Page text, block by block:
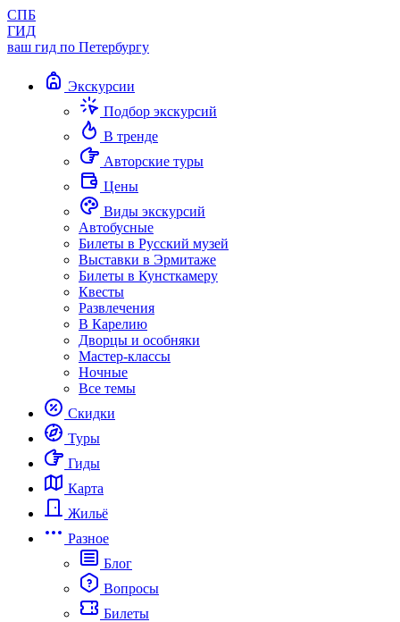
СПБ
ГИД
ваш гид по Петербургу
Экскурсии
Подбор экскурсий
В тренде
Авторские туры
Цены
Виды экскурсий
Автобусные
Билеты в Русский музей
Выставки в Эрмитаже
Билеты в Кунсткамеру
Квесты
Развлечения
В Карелию
Дворцы и особняки
Мастер-классы
Ночные
Все темы
Скидки
Туры
Гиды
Карта
Жильё
Разное
Блог
Вопросы
Билеты